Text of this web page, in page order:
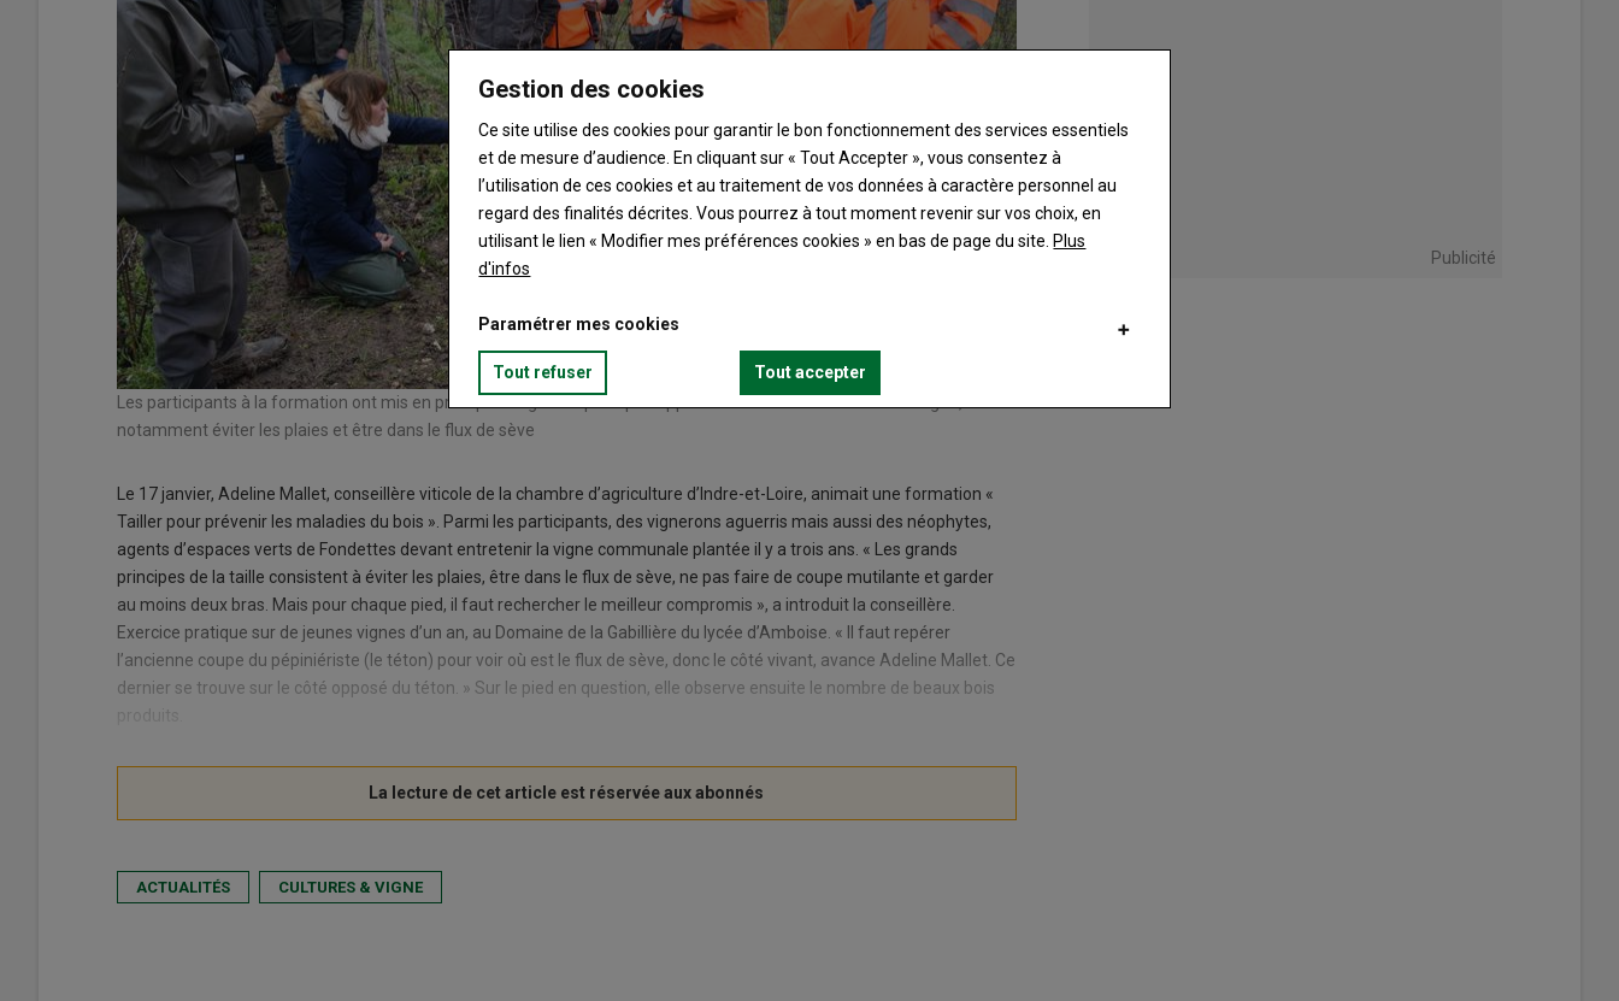
Les participants à la formation ont mis en pratique les grands principes applicables en matière de taille de vigne,
notamment éviter les plaies et être dans le flux de sève
Le 17 janvier, Adeline Mallet, conseillère viticole de la chambre d’agriculture d’Indre-et-Loire, animait une formation «
Tailler pour prévenir les maladies du bois ». Parmi les participants, des vignerons aguerris mais aussi des néophytes,
agents d’espaces verts de Fondettes devant entretenir la vigne communale plantée il y a trois ans. « Les grands
principes de la taille consistent à éviter les plaies, être dans le flux de sève, ne pas faire de coupe mutilante et garder
au moins deux bras. Mais pour chaque pied, il faut rechercher le meilleur compromis », a introduit la conseillère.
Exercice pratique sur de jeunes vignes d’un an, au Domaine de la Gabillière du lycée d’Amboise. « Il faut repérer
l’ancienne coupe du pépiniériste (le téton) pour voir où est le flux de sève, donc le côté vivant, avance Adeline Mallet. Ce
dernier se trouve sur le côté opposé du téton. » Sur le pied en question, elle observe ensuite le nombre de beaux bois
ACTUALITÉS CULTURES & VIGNE
Publicité
Gestion des cookies
Ce site utilise des cookies pour garantir le bon fonctionnement des services essentiels
et de mesure d’audience. En cliquant sur « Tout Accepter », vous consentez à
l’utilisation de ces cookies et au traitement de vos données à caractère personnel au
regard des finalités décrites. Vous pourrez à tout moment revenir sur vos choix, en
utilisant le lien « Modifier mes préférences cookies » en bas de page du site. Plus
d'infos
Paramétrer mes cookies
Tout refuser Tout accepter